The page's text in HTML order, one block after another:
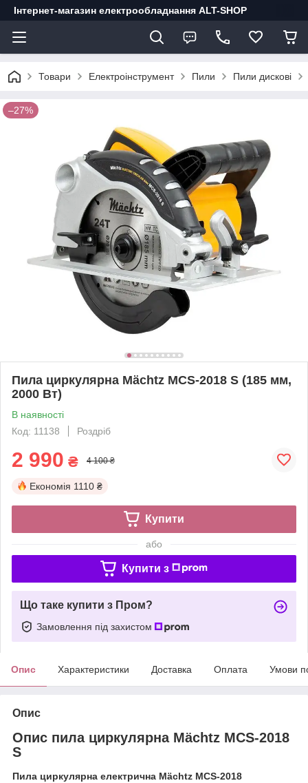
Інтернет-магазин електрообладнання ALT-SHOP
Товари Електроінструмент Пили Пили дискові
–27%
Пила циркулярна Mächtz MCS‑2018 S (185 мм,
2000 Вт)
В наявності
Код: 11138
Роздріб
2 990 ₴ 4 100 ₴
Економія 1110 ₴
Купити
або
Купити з
Що таке купити з Пром?
Замовлення під захистом
Опис Характеристики Доставка Оплата Умови
Опис
Опис пила циркулярна Mächtz MCS‑2018
S
Пила циркулярна електрична Mächtz MCS‑2018